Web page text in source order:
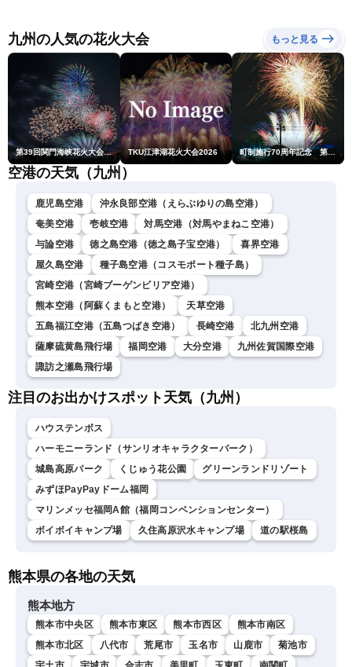
LiVEムーン・駒木結衣／本
田竜也〉
九州の人気の花火大会 もっと見る
第39回関門海峡花火大会(門司側) TKU江津湖花火大会2026
空港の天気（九州）
鹿児島空港
沖永良部空港（えらぶゆりの島空港）
奄美空港
壱岐空港
対馬空港（対馬やまねこ空港）
与論空港
徳之島空港（徳之島子宝空港）
喜界空港
屋久島空港
種子島空港（コスモポート種子島）
宮崎空港（宮崎ブーゲンビリア空港）
熊本空港（阿蘇くまもと空港）
天草空港
五島福江空港（五島つばき空港）
長崎空港
北九州空港
薩摩硫黄島飛行場
福岡空港 大分空港
九州佐賀国際空港
諏訪之瀬島飛行場
注目のお出かけスポット天気（九州）
ハウステンボス
ハーモニーランド（サンリオキャラクターパーク）
城島高原パーク
くじゅう花公園
グリーンランドリゾート
みずほPayPayドーム福岡
マリンメッセ福岡A館（福岡コンベンションセンター）
ボイボイキャンプ場
久住高原沢水キャンプ場 道の駅桜島
熊本県の各地の天気
熊本地方
熊本市中央区 熊本市東区 熊本市西区
熊本市南区
熊本市北区
八代市 荒尾市 玉名市 山鹿市
菊池市